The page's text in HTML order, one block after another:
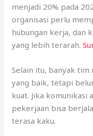
menjadi 20% pada
organisasi perlu
hubungan kerja, dan
yang lebih terarah.
Selain itu, banyak
yang baik, tetapi
kuat. Jika komunikasi
pekerjaan bisa
terasa kaku.